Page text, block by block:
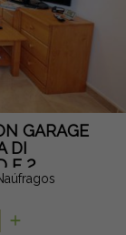
GARAGE
DI
E 2